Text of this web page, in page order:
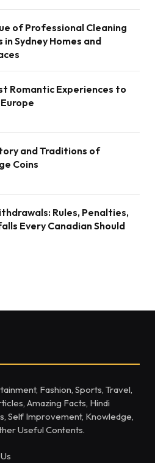
of Professional Cleaning
in Sydney Homes and
Romantic Experiences to
and Traditions of
Coins
Rules, Penalties,
Every Canadian Should
Fashion, Sports, Travel,
Amazing Facts, Hindi
Self Improvement, Knowledge,
Useful Contents.